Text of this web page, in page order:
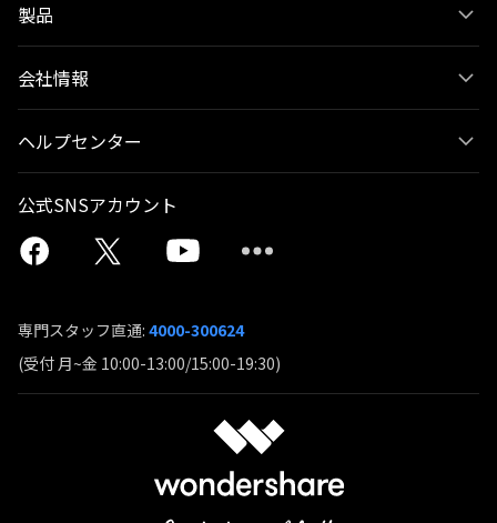
製品
会社情報
ヘルプセンター
公式SNSアカウント
専門スタッフ直通: 4000-300624
(受付 月~金 10:00-13:00/15:00-19:30)